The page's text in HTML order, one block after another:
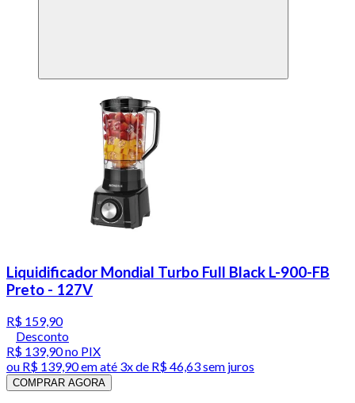
Liquidificador Mondial Turbo Full Black L-900-FB
Preto - 127V
R$ 159,90
Desconto
R$ 139,90no PIX
ou R$ 139,90em até 3x de R$ 46,63 sem juros
COMPRAR AGORA